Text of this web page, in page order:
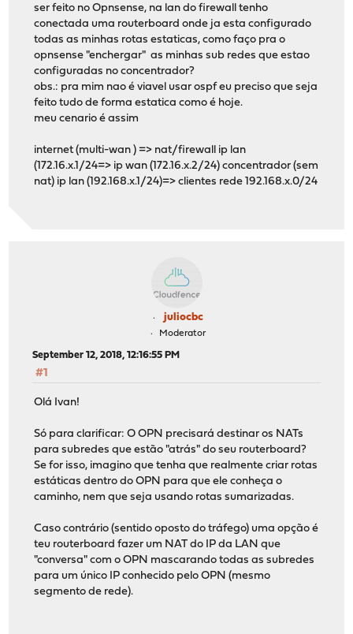
ser feito no Opnsense, na lan do firewall tenho
conectada uma routerboard onde ja esta configurado
todas as minhas rotas estaticas, como faço pra o
opnsense "enchergar" as minhas sub redes que estao
configuradas no concentrador?
obs.: pra mim nao é viavel usar ospf eu preciso que seja
feito tudo de forma estatica como é hoje.
meu cenario é assim
internet (multi-wan ) => nat/firewall ip lan
(172.16.x.1/24=> ip wan (172.16.x.2/24) concentrador (sem
nat) ip lan (192.168.x.1/24)=> clientes rede 192.168.x.0/24
juliocbc
Moderator
September 12, 2018, 12:16:55 PM
#1
Olá Ivan!
Só para clarificar: O OPN precisará destinar os NATs
para subredes que estão "atrás" do seu routerboard?
Se for isso, imagino que tenha que realmente criar rotas
estáticas dentro do OPN para que ele conheça o
caminho, nem que seja usando rotas sumarizadas.
Caso contrário (sentido oposto do tráfego) uma opção é
teu routerboard fazer um NAT do IP da LAN que
"conversa" com o OPN mascarando todas as subredes
para um único IP conhecido pelo OPN (mesmo
segmento de rede).